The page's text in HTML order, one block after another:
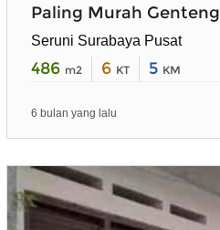
Paling Murah Genteng
Seruni Surabaya Pusat
486 m2 6 KT 5 KM
6 bulan yang lalu